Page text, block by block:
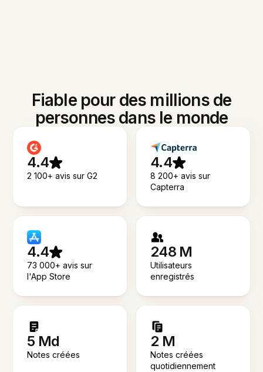
Fiable pour des millions de
personnes dans le monde
4.4
2 100+ avis sur G2
4.4
8 200+ avis sur
Capterra
4.4
73 000+ avis sur
l'App Store
248 M
Utilisateurs
enregistrés
5 Md
Notes créées
2 M
Notes créées
quotidiennement